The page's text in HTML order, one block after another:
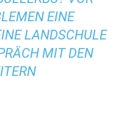
EINE
LANDSCHULE
MIT DEN